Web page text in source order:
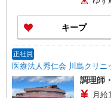
キープ
正社員
医療法人秀仁会 川島クリニ
調理師
月